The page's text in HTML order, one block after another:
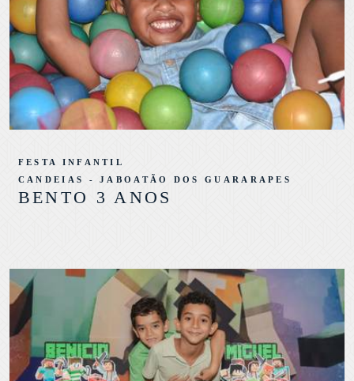
BENTO 3 ANOS
FESTA INFANTIL
CANDEIAS - JABOATÃO DOS GUARARAPES